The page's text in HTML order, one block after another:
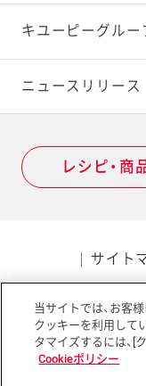
キユーピーグル
ニュースリリース
レシピ・商
サイト
ソーシャルメデ
当サイトでは、お客
クッキーを利用して
タマイズするには、[
Cookieポリシー